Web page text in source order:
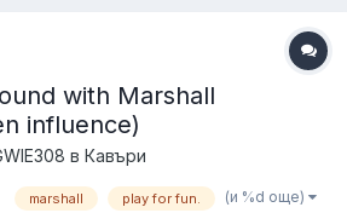
with Marshall
influence)
в Кавъри
marshall play for fun. (и %d още)